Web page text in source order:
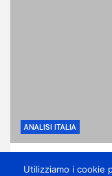
ANALISI ITALIA
Utilizziamo i cookie